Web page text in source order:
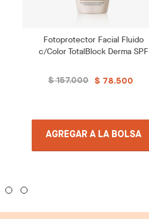
Fotoprotector Facial Fluido
c/Color TotalBlock Derma SPF
$ 157.000 $ 78.500
AGREGAR A LA BOLSA